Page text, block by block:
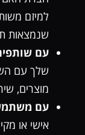
למיזם
שנמצאות
עם
שלך עם
מוצרים,
עם
אישי או